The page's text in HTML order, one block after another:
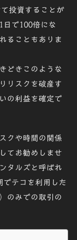
投資することが
日で100倍にな
ることもありま
どきこのような
リスクを破産す
の利益を確定で
クや時間の関係
てお勧めしませ
タルズと呼ばれ
でテコを利用した
のみでの取引の